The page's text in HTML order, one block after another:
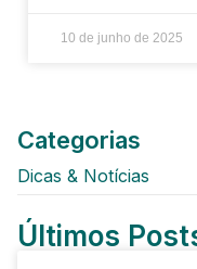
10 de junho de 2025
Categorias
Dicas & Notícias
Últimos